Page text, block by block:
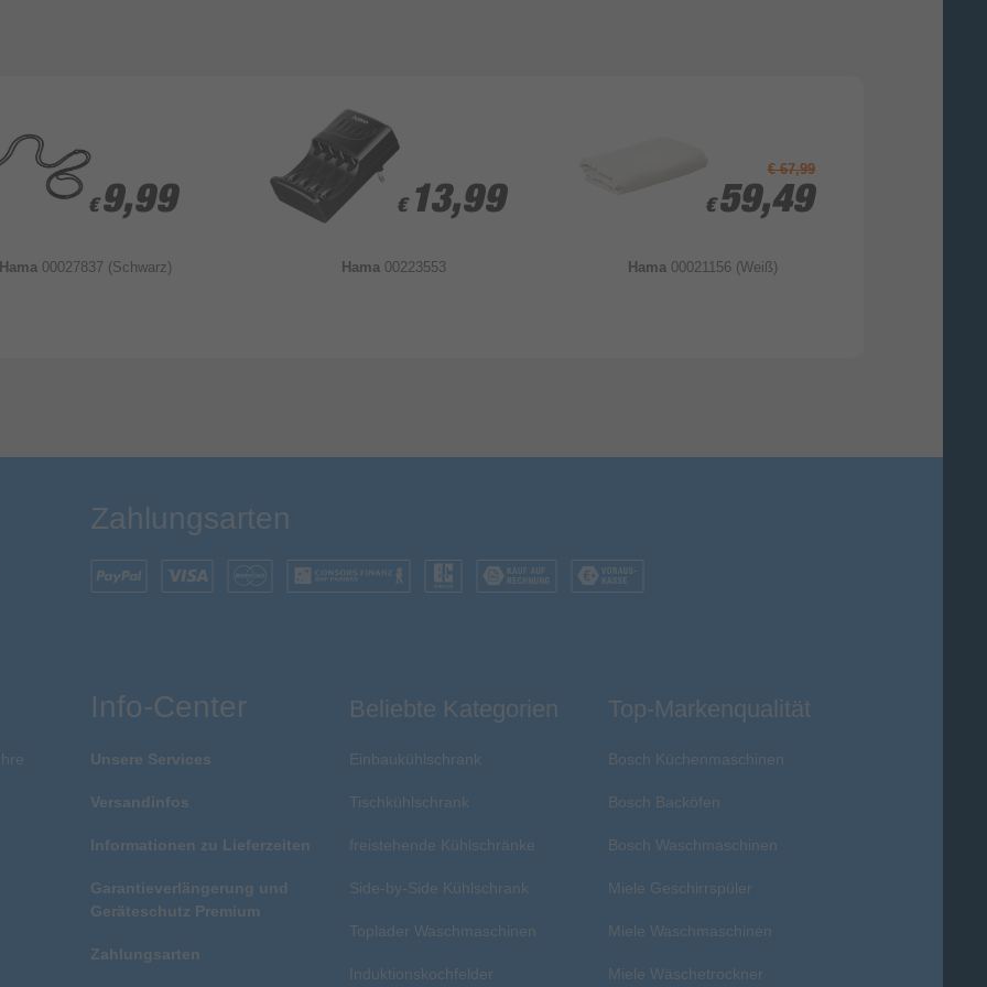
€ 9,99
€ 9,99
Hama 00027837 (Schwarz)
€ 13,99
€ 13,99
Hama 00223553
€ 67,99
€ 59,49
€ 59,49
Hama 00021156 (Weiß)
Zahlungsarten
Info-Center
Unsere Services
Versandinfos
Informationen zu Lieferzeiten
Garantieverlängerung und
Geräteschutz Premium
Zahlungsarten
Beliebte Kategorien
Einbaukühlschrank
Tischkühlschrank
freistehende Kühlschränke
Side-by-Side Kühlschrank
Toplader Waschmaschinen
Induktionskochfelder
Top-Markenqualität
Bosch Küchenmaschinen
Bosch Backöfen
Bosch Waschmaschinen
Miele Geschirrspüler
Miele Waschmaschinen
Miele Wäschetrockner